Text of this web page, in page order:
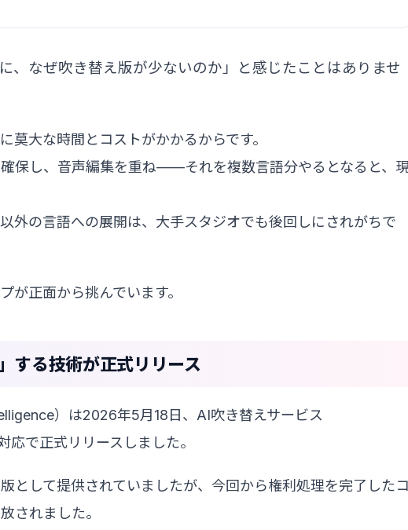
、なぜ吹き替え版が少ないのか」と感じたことはありませ
莫大な時間とコストがかかるからです。
保し、音声編集を重ね——それを複数言語分やるとなると、
外の言語への展開は、大手スタジオでも後回しにされがちで
が正面から挑んでいます。
する技術が正式リリース
）は2026年5月18日、AI吹き替えサービス
応で正式リリースしました。
として提供されていましたが、今回から権利処理を完了した
されました。